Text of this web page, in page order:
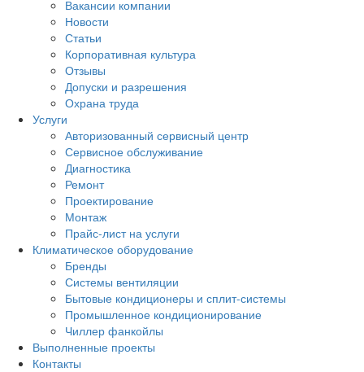
Вакансии компании
Новости
Статьи
Корпоративная культура
Отзывы
Допуски и разрешения
Охрана труда
Услуги
Авторизованный сервисный центр
Сервисное обслуживание
Диагностика
Ремонт
Проектирование
Монтаж
Прайс-лист на услуги
Климатическое оборудование
Бренды
Системы вентиляции
Бытовые кондиционеры и сплит-системы
Промышленное кондиционирование
Чиллер фанкойлы
Выполненные проекты
Контакты